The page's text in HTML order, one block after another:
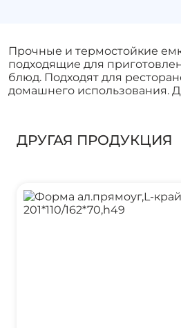
Прочные и термостойкие
подходящие для
блюд. Подходят для
домашнего использования.
ДРУГАЯ ПРОДУКЦИЯ